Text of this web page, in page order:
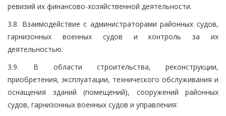
ревизий их финансово-хозяйственной деятельности.
3.8. Взаимодействие с администраторами районных судов,
гарнизонных военных судов и контроль за их
деятельностью.
3.9. В области строительства, реконструкции,
приобретения, эксплуатации, технического обслуживания и
оснащения зданий (помещений), сооружений районных
судов, гарнизонных военных судов и управления: